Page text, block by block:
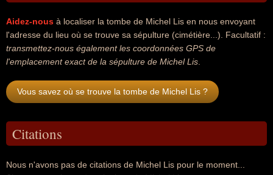
Aidez-nous à localiser la tombe de Michel Lis en nous envoyant
l'adresse du lieu où se trouve sa sépulture (cimétière...). Facultatif :
transmettez-nous également les coordonnées GPS de
l'emplacement exact de la sépulture de Michel Lis
Vous savez où se trouve la tombe de Michel Lis ?
Citations
Nous n'avons pas de citations de Michel Lis pour le moment...